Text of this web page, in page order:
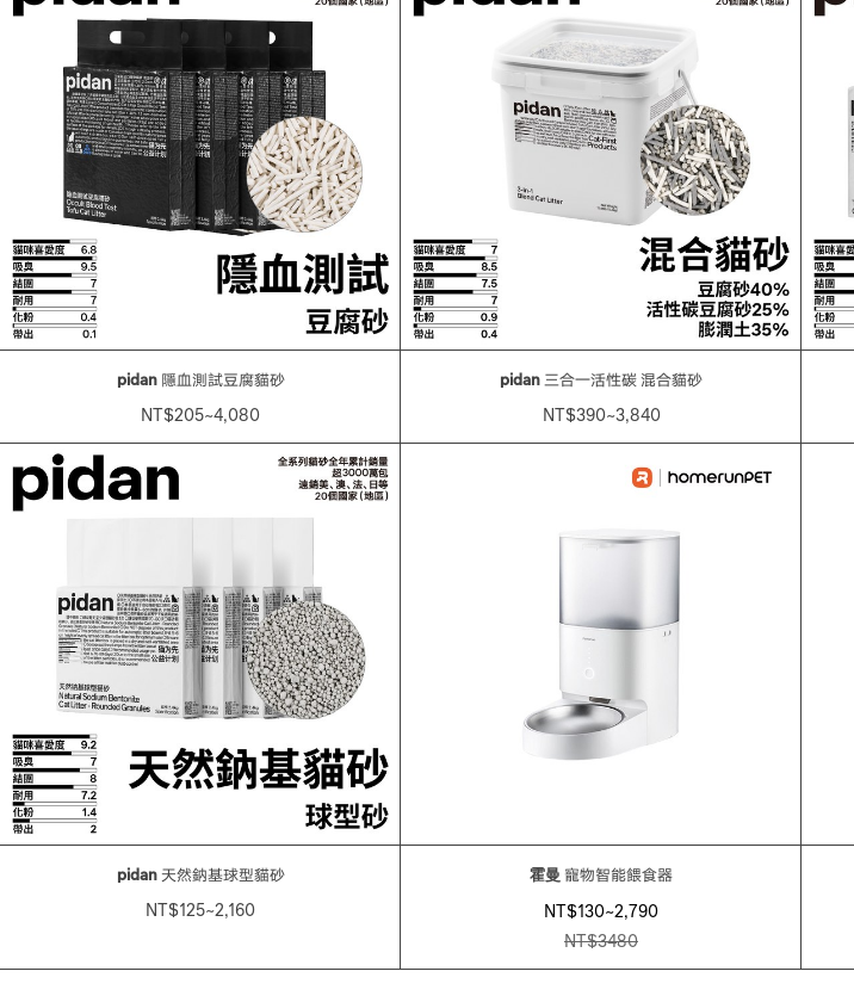
pidan隱血測試豆腐貓砂
NT$205~4,080
pidan三合一活性碳 混合貓砂
NT$390~3,840
pidan天然鈉基球型貓砂
NT$125~2,160
霍曼 寵物智能餵食器
NT$130~2,790
NT$3480